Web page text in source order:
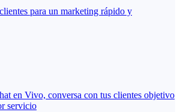
para un marketing rápido y
en Vivo, conversa con tus clientes objetivo
servicio